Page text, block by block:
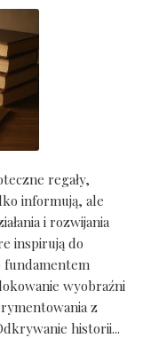
regały,
informują, ale
i rozwijania
inspirują do
fundamentem
wyobraźni
z
historii...